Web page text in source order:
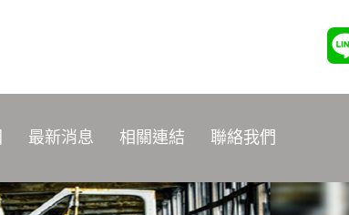
最新消息 相關連結 聯絡我們